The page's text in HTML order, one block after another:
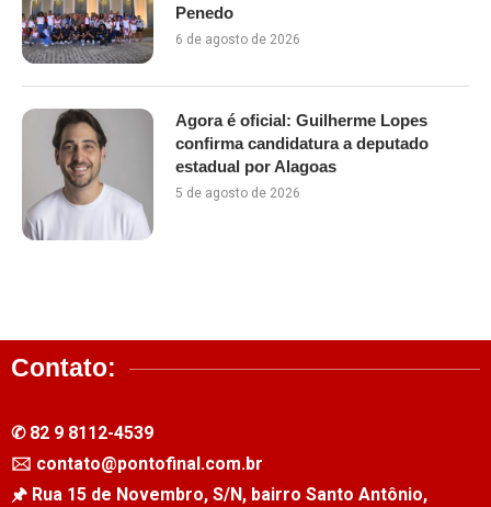
Penedo
6 de agosto de 2026
Agora é oficial: Guilherme Lopes
confirma candidatura a deputado
estadual por Alagoas
5 de agosto de 2026
Contato:
✆ 82 9 8112-4539
🖂 contato@pontofinal.com.br
🖈 Rua 15 de Novembro, S/N, bairro Santo Antônio,